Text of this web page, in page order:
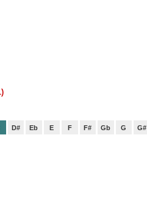
D# Eb E F F# Gb G G#